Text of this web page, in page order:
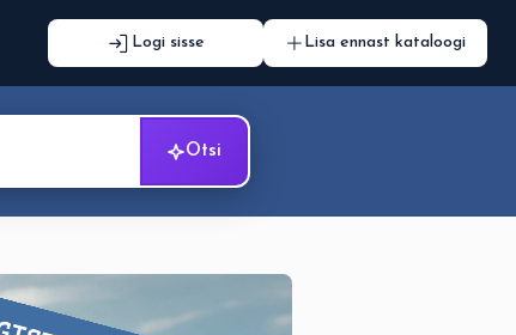
Logi sisse Lisa ennast kataloogi
Otsi